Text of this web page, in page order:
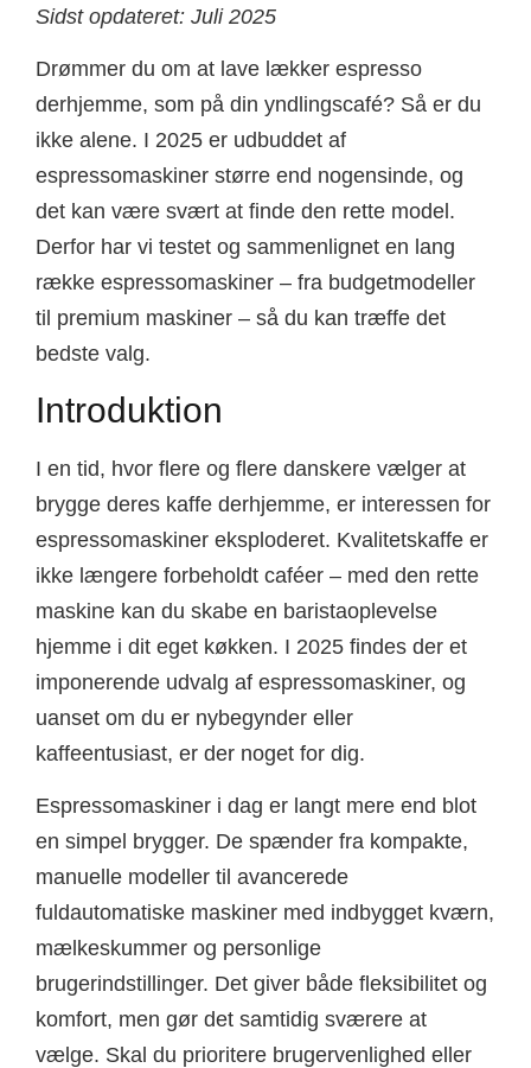
Sidst opdateret: Juli 2025
Drømmer du om at lave lækker espresso
derhjemme, som på din yndlingscafé? Så er du
ikke alene. I 2025 er udbuddet af
espressomaskiner større end nogensinde, og
det kan være svært at finde den rette model.
Derfor har vi testet og sammenlignet en lang
række espressomaskiner – fra budgetmodeller
til premium maskiner – så du kan træffe det
bedste valg.
Introduktion
I en tid, hvor flere og flere danskere vælger at
brygge deres kaffe derhjemme, er interessen for
espressomaskiner eksploderet. Kvalitetskaffe er
ikke længere forbeholdt caféer – med den rette
maskine kan du skabe en baristaoplevelse
hjemme i dit eget køkken. I 2025 findes der et
imponerende udvalg af espressomaskiner, og
uanset om du er nybegynder eller
kaffeentusiast, er der noget for dig.
Espressomaskiner i dag er langt mere end blot
en simpel brygger. De spænder fra kompakte,
manuelle modeller til avancerede
fuldautomatiske maskiner med indbygget kværn,
mælkeskummer og personlige
brugerindstillinger. Det giver både fleksibilitet og
komfort, men gør det samtidig sværere at
vælge. Skal du prioritere brugervenlighed eller